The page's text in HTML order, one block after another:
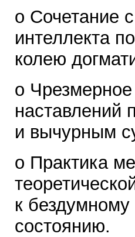
o Сочетание
интеллекта
колею
o
наставлений
и вычурным
o Практика
к
состоянию.